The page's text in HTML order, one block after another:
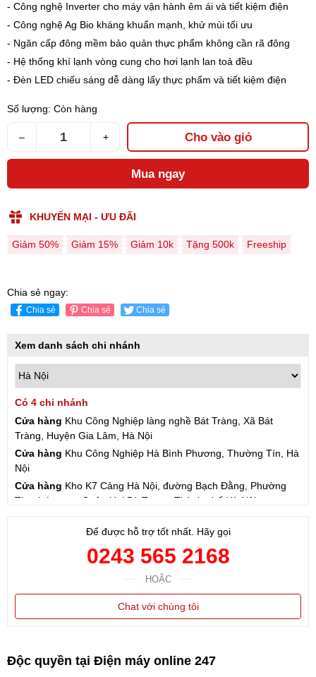
- Công nghệ Inverter cho máy vận hành êm ái và tiết kiệm điện
- Công nghệ Ag Bio kháng khuẩn mạnh, khử mùi tối ưu
- Ngăn cấp đông mềm bảo quản thực phẩm không cần rã đông
- Hệ thống khí lạnh vòng cung cho hơi lạnh lan toả đều
- Đèn LED chiếu sáng dễ dàng lấy thực phẩm và tiết kiệm điện
Số lượng: Còn hàng
– + Cho vào giỏ
Mua ngay
KHUYẾN MẠI - ƯU ĐÃI
Giảm 50% Giảm 15% Giảm 10k Tặng 500k Freeship
Chia sẻ ngay:
Chia sẻ Chia sẻ Chia sẻ
Xem danh sách chi nhánh
Có 4 chi nhánh
Cửa hàng Khu Công Nghiệp làng nghề Bát Tràng, Xã Bát
Tràng, Huyện Gia Lâm, Hà Nội
Cửa hàng Khu Công Nghiệp Hà Bình Phương, Thường Tín, Hà
Nội
Cửa hàng Kho K7 Cảng Hà Nội, đường Bạch Đằng, Phường
Thanh Lương, Quận Hai Bà Trưng, Thành phố Hà Nội
Để được hỗ trợ tốt nhất. Hãy gọi
0243 565 2168
HOẶC
Chat với chúng tôi
Độc quyền tại Điện máy online 247